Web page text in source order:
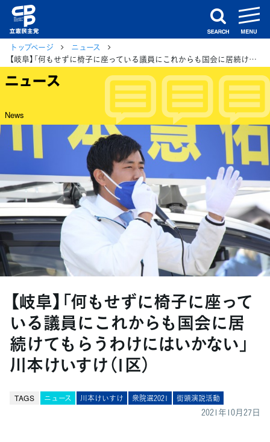
search
トップページ
ニュース
【岐阜】「何もせずに椅子に座っている議員にこれからも国会に居続けてもらうわけにはいかない」川本けいすけ（1区）
ニュース
News
【岐阜】「何もせずに椅子に座って
いる議員にこれからも国会に居
続けてもらうわけにはいかない」
川本けいすけ（1区）
TAGS ニュース 川本けいすけ 衆院選2021 街頭演説活動
2021年10月27日